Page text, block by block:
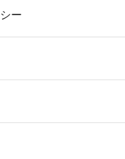
BT-21
カード スカーレット&
団の栄光 販売開始致
「ドラゴン娘になりた
龍高校 DM25SP1 販売
桜龍高校 DM25SP1
いきなりつよいデッキ
した！
ッキ
ー